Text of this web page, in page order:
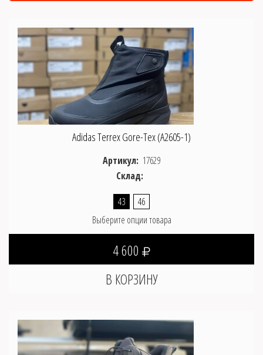
Adidas Terrex Gore-Tex (A2605-1)
Артикул: 17629
Склад:
43
46
Выберите опции товара
4 600